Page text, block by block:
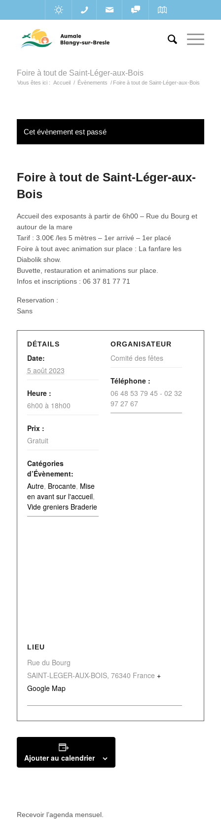
Foire à tout de Saint-Léger-aux-Bois
Vous êtes ici : Accueil / Évènements / Foire à tout de Saint-Léger-aux-Bois
Cet évènement est passé
Foire à tout de Saint-Léger-aux-
Bois
Accueil des exposants à partir de 6h00 – Rue du Bourg et
autour de la mare
Tarif : 3.00€ /les 5 mètres – 1er arrivé – 1er placé
Foire à tout avec animation sur place : La fanfare les
Diabolik show.
Buvette, restauration et animations sur place.
Infos et inscriptions : 06 37 81 77 71
Reservation :
Sans
DÉTAILS
Date:
5 août 2023
Heure :
6h00 à 18h00
Prix :
Gratuit
Catégories
d’Évènement:
Autre, Brocante, Mise
en avant sur l'accueil,
Vide greniers Braderie
ORGANISATEUR
Comité des fêtes
Téléphone :
06 48 53 79 45 - 02 32
97 27 67
LIEU
Rue du Bourg
SAINT-LEGER-AUX-BOIS, 76340 France +
Google Map
Ajouter au calendrier
Recevoir l’agenda mensuel.